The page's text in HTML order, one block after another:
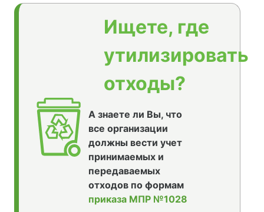
Ищете, где
утилизировать
отходы?
А знаете ли Вы, что
все организации
должны вести учет
принимаемых и
передаваемых
отходов по формам
приказа МПР №1028